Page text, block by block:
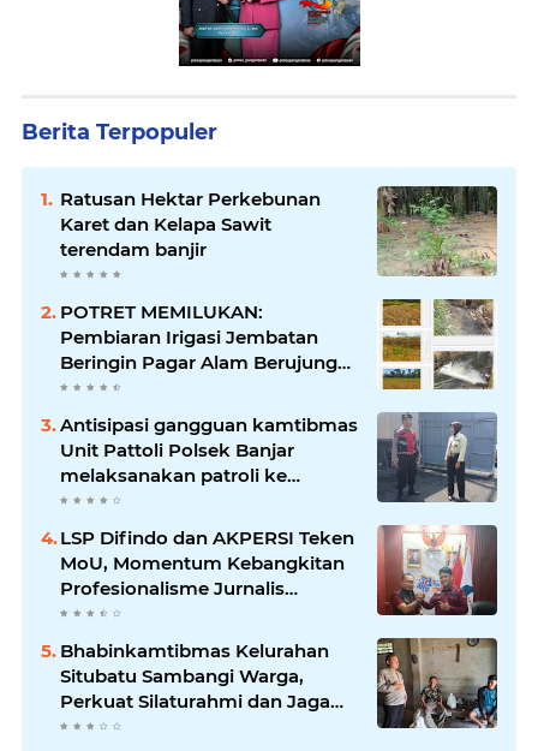
Berita Terpopuler
Ratusan Hektar Perkebunan
Karet dan Kelapa Sawit
terendam banjir
POTRET MEMILUKAN:
Pembiaran Irigasi Jembatan
Beringin Pagar Alam Berujung
'Bencana' Bagi Petani
Antisipasi gangguan kamtibmas
Unit Pattoli Polsek Banjar
melaksanakan patroli ke
tempat-tempat keramaian di
LSP Difindo dan AKPERSI Teken
MoU, Momentum Kebangkitan
Profesionalisme Jurnalis
Nasional
Bhabinkamtibmas Kelurahan
Situbatu Sambangi Warga,
Perkuat Silaturahmi dan Jaga
Kondusivitas Wilayah